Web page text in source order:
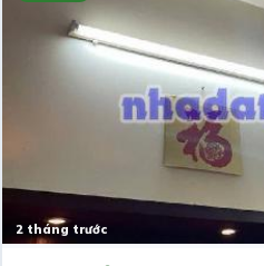
2 tháng trước